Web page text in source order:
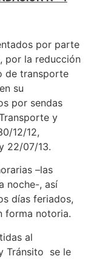
por parte
por la reducción
de transporte
su
por sendas
y
12/12,
22/07/13.
–las
noche-, así
días feriados,
forma notoria.
al
Tránsito se le